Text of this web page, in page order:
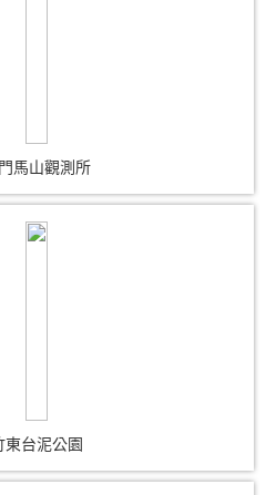
馬山觀測所
東台泥公園